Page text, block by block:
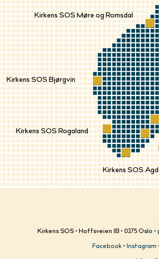
Kirkens SOS
Kirkens SOS Bjørgvin
Kirkens SOS Møre og Romsdal
Kirkens SOS Rogaland
Kirkens SOS ◦ Hoffsveien 1B ◦ 0275 Oslo ◦
Facebook ◦ Instagram